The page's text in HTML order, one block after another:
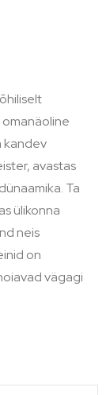
kandev
avastas
Ta
ülikonna
neis
on
vägagi